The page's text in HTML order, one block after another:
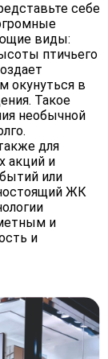
себе
виды:
птичьего
окунуться в
Такое
необычной
для
акций и
или
ЖК
и
и